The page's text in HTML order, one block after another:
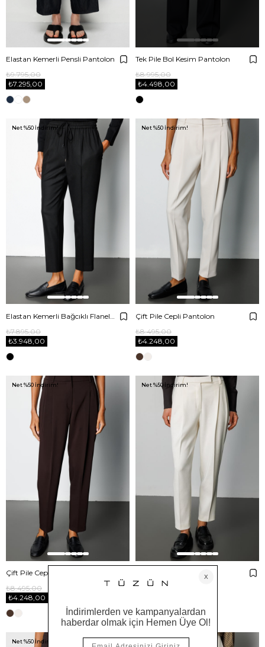
Elastan Kemerli Pensli Pantolon
₺7.295,00
₺9.795,00
Tek Pile Bol Kesim Pantolon
₺4.498,00
₺8.995,00
₺3.948,00
₺7.895,00
Net %50 İndirim!
Çift Pile Cepli Pantolon
₺4.248,00
₺8.495,00
Net %50 İndirim!
Çift Pile Cepli Pantolon
₺4.248,00
₺8.495,00
Net %50 İndirim!
Çift Pile Kadife Pantolon
₺7.695,00
Net %50 İndirim!
Net %50 İndirim!